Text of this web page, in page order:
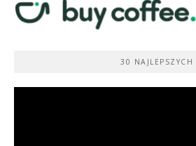
30 NAJLEPSZYCH